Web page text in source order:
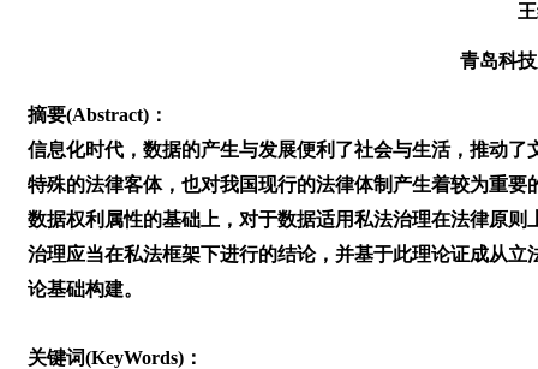
青岛科
摘要(Abstract)：
信息化时代，数据的产生与发展便利了社会与生活，推动
特殊的法律客体，也对我国现行的法律体制产生着较为重
数据权利属性的基础上，对于数据适用私法治理在法律原
治理应当在私法框架下进行的结论，并基于此理论证成从
论基础构建。
关键词(KeyWords)：